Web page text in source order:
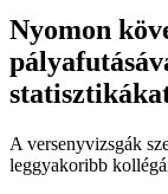
Nyomon
A versenyvizsgák
leggyakoribb